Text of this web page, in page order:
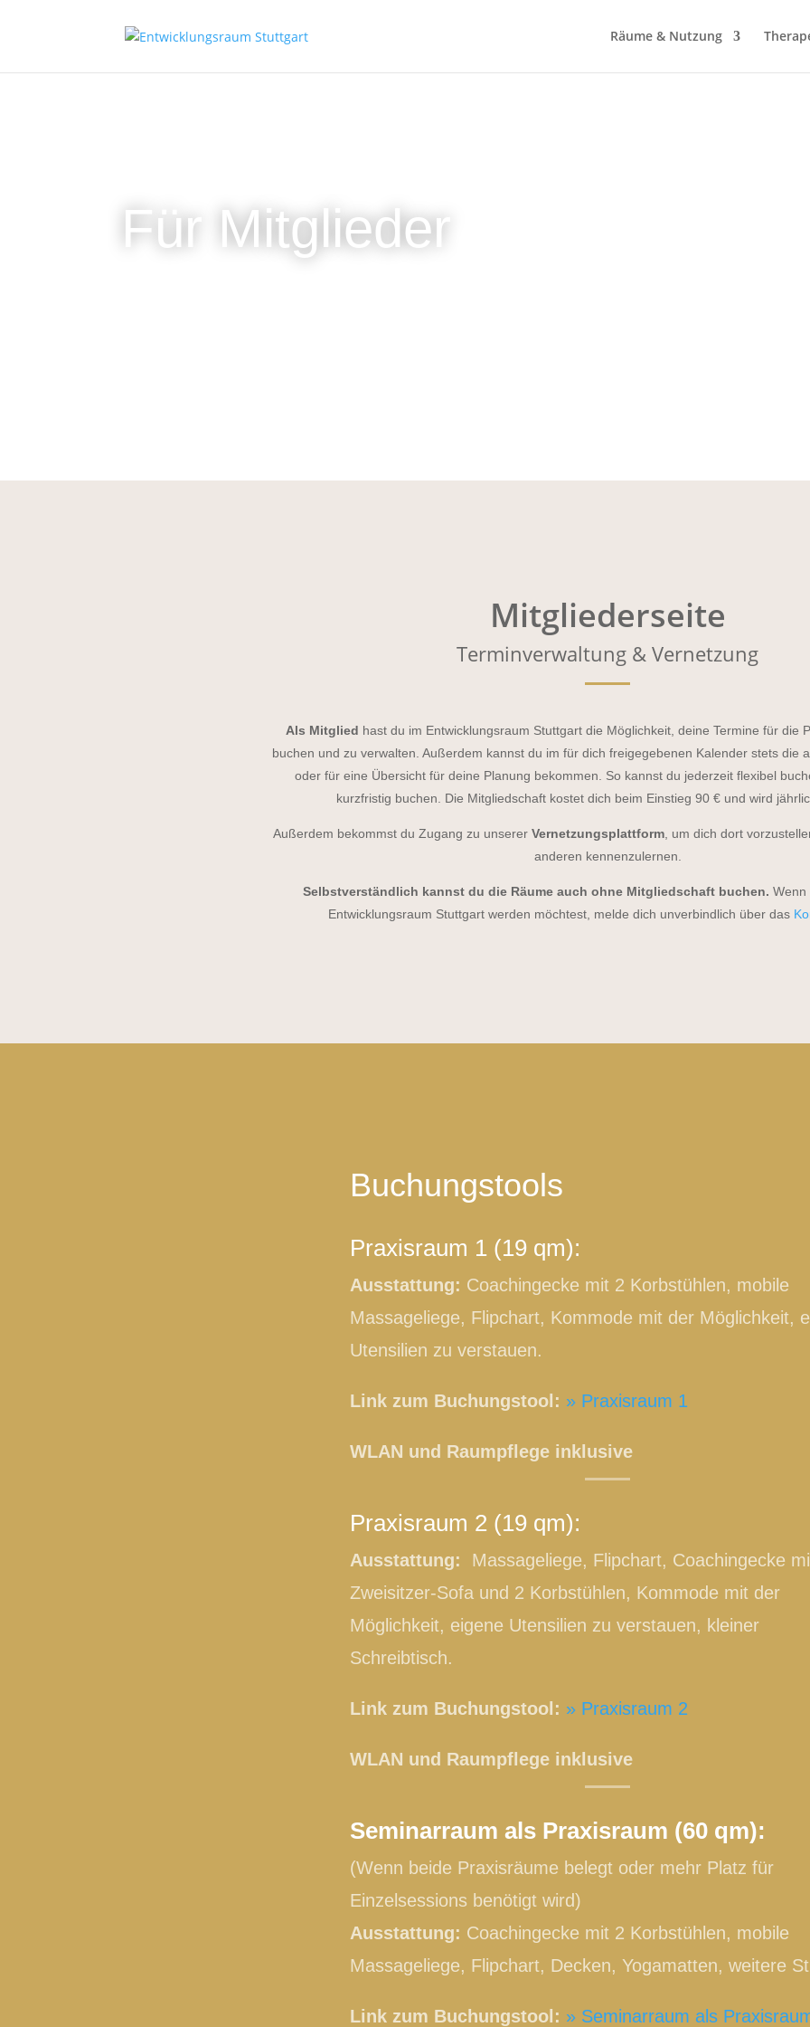
Räume & Nutzung
Für Mitglieder
Mitgliederseite
Terminverwaltung & Vernetzung
Als Mitglied hast du im Entwicklungsraum Stuttgart die Möglichkeit, deine Termine für die
buchen und zu verwalten. Außerdem kannst du im für dich freigegebenen Kalender stets die
oder für eine Übersicht für deine Planung bekommen. So kannst du jederzeit flexibel
kurzfristig buchen. Die Mitgliedschaft kostet dich beim Einstieg 90 € und wird
Außerdem bekommst du Zugang zu unserer Vernetzungsplattform, um dich dort
anderen kennenzulernen.
Selbstverständlich kannst du die Räume auch ohne Mitgliedschaft buchen. Wenn
Entwicklungsraum Stuttgart werden möchtest, melde dich unverbindlich über das
Buchungstools
Praxisraum 1 (19 qm):
Ausstattung: Coachingecke mit 2 Korbstühlen, mobile
Massageliege, Flipchart, Kommode mit der Möglichkeit,
Utensilien zu verstauen.
Link zum Buchungstool: » Praxisraum 1
WLAN und Raumpflege inklusive
Praxisraum 2 (19 qm):
Ausstattung:
Massageliege, Flipchart, Coachingecke
Zweisitzer-Sofa und 2 Korbstühlen, Kommode mit der
Möglichkeit, eigene Utensilien zu verstauen, kleiner
Schreibtisch.
Link zum Buchungstool: » Praxisraum 2
WLAN und Raumpflege inklusive
Seminarraum als Praxisraum (60 qm):
(Wenn beide Praxisräume belegt oder mehr Platz für
Einzelsessions benötigt wird)
Ausstattung: Coachingecke mit 2 Korbstühlen, mobile
Massageliege, Flipchart, Decken, Yogamatten, weitere
Link zum Buchungstool: » Seminarraum als